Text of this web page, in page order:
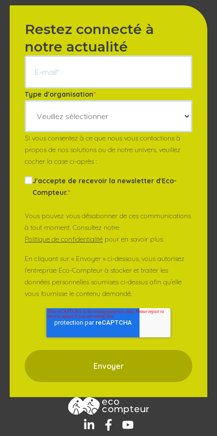
Restez connecté à
notre actualité
Type d'organisation*
Si vous consentez à ce que nous vous contactions à
propos de nos solutions ou de notre univers, veuillez
cocher la case ci-après :
J'accepte de recevoir la newsletter d'Eco-
Compteur.*
Vous pouvez vous désabonner de ces communications
à tout moment. Consultez notre
Politique de confidentialité pour en savoir plus.
En cliquant sur « Envoyer » ci-dessous, vous autorisez
l’entreprise Eco-Compteur à stocker et traiter les
données personnelles soumises ci-dessus afin qu’elle
vous fournisse le contenu demandé.